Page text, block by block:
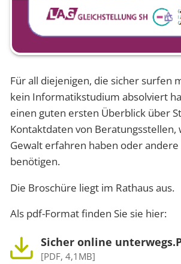
Für all diejenigen, die sicher surfen
kein Informatikstudium absolviert
einen guten ersten Überblick über
Kontaktdaten von Beratungsstellen,
Gewalt erfahren haben oder
benötigen.
Die Broschüre liegt im Rathaus aus.
Als pdf-Format finden Sie sie hier:
Sicher online
[PDF, 4,1MB]